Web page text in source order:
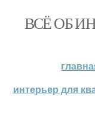
ВСЁ ОБ
интерьер для